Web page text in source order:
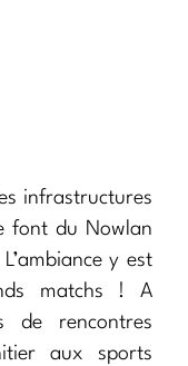
infrastructures
font du Nowlan
y est
matchs ! A
de rencontres
aux sports